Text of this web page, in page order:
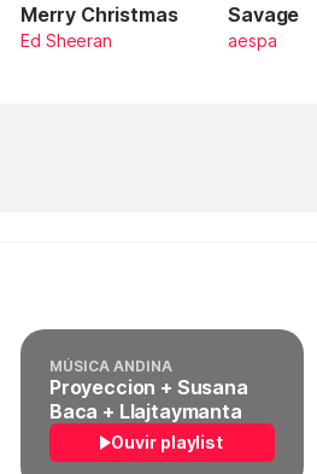
Merry Christmas
Ed Sheeran
Savage
aespa
MÚSICA ANDINA
Proyeccion + Susana
Baca + Llajtaymanta
Ouvir playlist